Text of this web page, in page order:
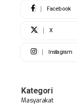
Facebook
X
Instagram
Kategori
Masyarakat